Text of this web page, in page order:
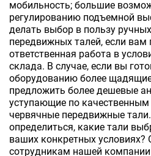
мобильность; большие
регулированию подъемной
делать выбор в пользу
передвижных талей, если вам
ответственная работа в
склада. В случае, если вы
оборудованию более
предложить более дешевые
уступающие по качественным
червячные передвижные
определиться, какие тали
ваших конкретных условиях?
сотрудникам нашей компании